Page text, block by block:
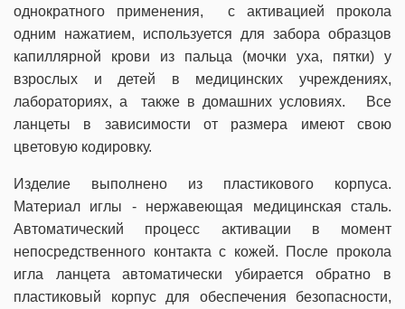
однократного применения, с активацией прокола
одним нажатием, используется для забора образцов
капиллярной крови из пальца (мочки уха, пятки) у
взрослых и детей в медицинских учреждениях,
лабораториях, а также в домашних условиях. Все
ланцеты в зависимости от размера имеют свою
цветовую кодировку.
Изделие выполнено из пластикового корпуса.
Материал иглы - нержавеющая медицинская сталь.
Автоматический процесс активации в момент
непосредственного контакта с кожей. После прокола
игла ланцета автоматически убирается обратно в
пластиковый корпус для обеспечения безопасности,